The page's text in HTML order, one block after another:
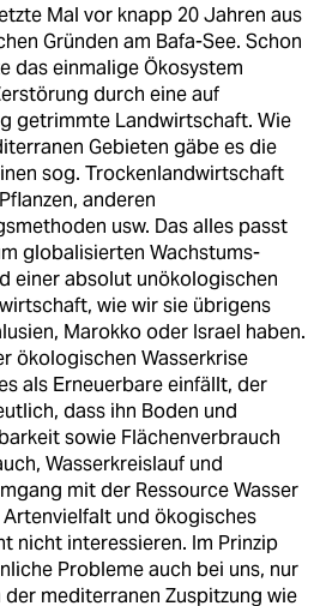
Mal vor knapp 20 Jahren aus
Gründen am Bafa-See. Schon
das einmalige Ökosystem
durch eine auf
getrimmte Landwirtschaft. Wie
Gebieten gäbe es die
sog. Trockenlandwirtschaft
anderen
usw. Das alles passt
globalisierten Wachstums-
einer absolut unökologischen
wie wir sie übrigens
Marokko oder Israel haben.
ökologischen Wasserkrise
als Erneuerbare einfällt, der
dass ihn Boden und
sowie Flächenverbrauch
Wasserkreislauf und
mit der Ressource Wasser
und ökogisches
nicht interessieren. Im Prinzip
Probleme auch bei uns, nur
mediterranen Zuspitzung wie